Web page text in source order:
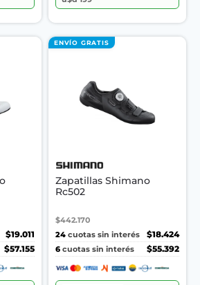
$19.011
$57.155
ENVÍO GRATIS
Zapatillas Shimano
Rc502
$442.170
24 cuotas sin interés
$18.424
6 cuotas sin interés $55.392